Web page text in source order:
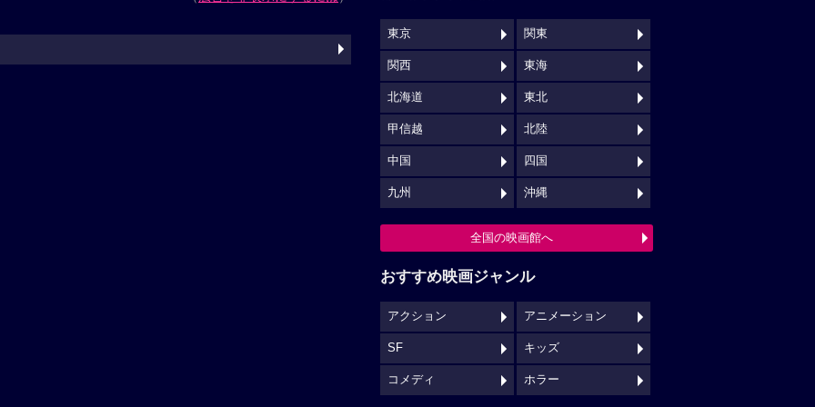
東京 関東
関西 東海
北海道 東北
甲信越 北陸
中国 四国
九州 沖縄
全国の映画館へ
おすすめ映画ジャンル
アクション アニメーション
SF キッズ
コメディ ホラー